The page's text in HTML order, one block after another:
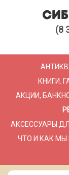
(8
КНИГИ.
АКЦИИ,
АКСЕССУАРЫ
ЧТО И КАК МЫ